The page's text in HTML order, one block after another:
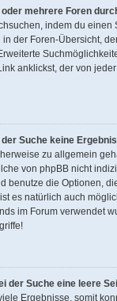
mehrere Foren
indem du einen
der Foren-Übersicht,
anklickst, der von
Suche keine
zu allgemein
von phpBB nicht
benutze die Optionen,
es natürlich auch
im Forum verwendet
der Suche eine leere
Ergebnisse, somit